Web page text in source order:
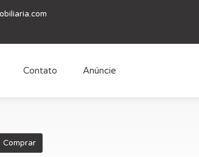
Contato Anúncie
Comprar